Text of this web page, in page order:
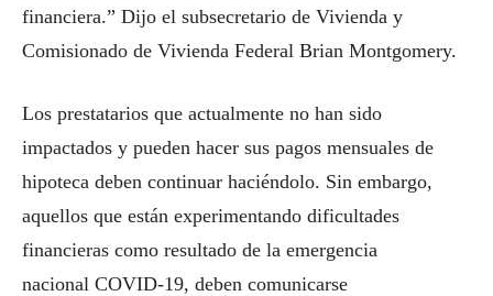
financiera.” Dijo el subsecretario de Vivienda y
Comisionado de Vivienda Federal Brian Montgomery.
Los prestatarios que actualmente no han sido
impactados y pueden hacer sus pagos mensuales de
hipoteca deben continuar haciéndolo. Sin embargo,
aquellos que están experimentando dificultades
financieras como resultado de la emergencia
nacional COVID-19, deben comunicarse